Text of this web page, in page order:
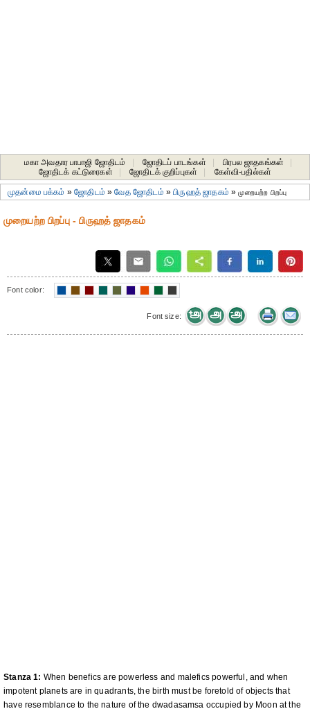
மகா அவதார பாபாஜி ஜோதிடம் ஜோதிடப் பாடங்கள் பிரபல ஜாதகங்கள்
ஜோதிடக் கட்டுரைகள்
ஜோதிடக் குறிப்புகள் கேள்வி-பதில்கள்
முதன்மை பக்கம் »ஜோதிடம் »வேத ஜோதிடம் »பிருஹத் ஜாதகம் »முறையற்ற பிறப்பு
முறையற்ற பிறப்பு - பிருஹத் ஜாதகம்
Font color:
Font size:
Stanza 1: When benefics are powerless and malefics powerful, and when
impotent planets are in quadrants, the birth must be foretold of objects that
have resemblance to the nature of the dwadasamsa occupied by Moon at the